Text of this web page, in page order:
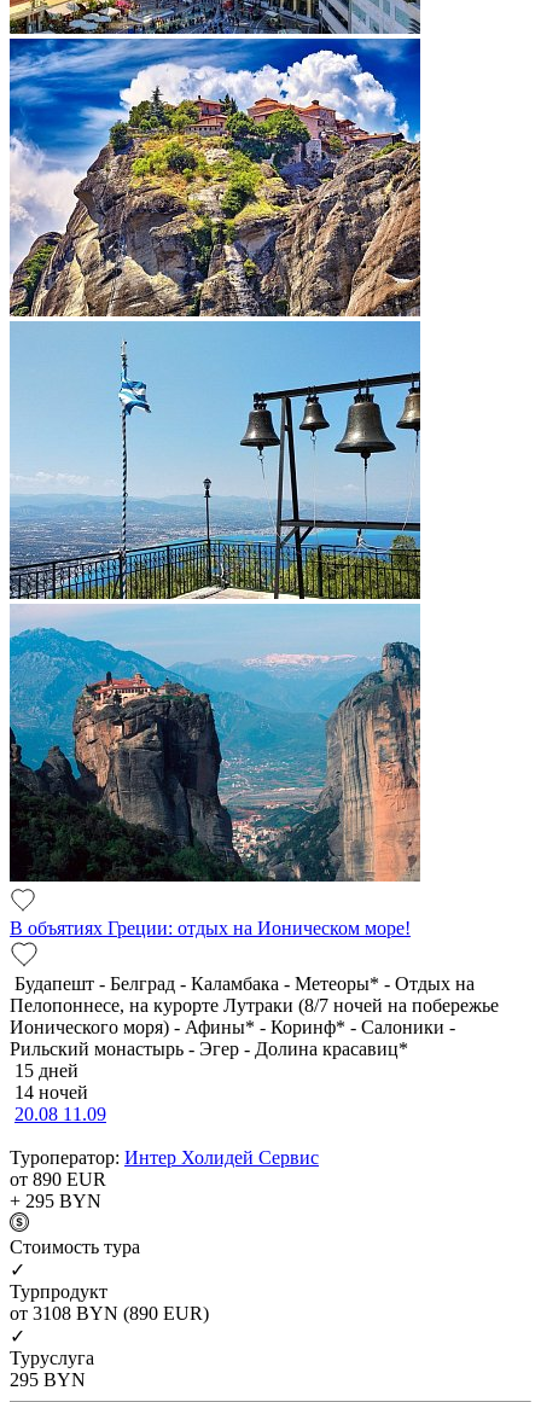
В объятиях Греции: отдых на Ионическом море!
Будапешт - Белград - Каламбака - Метеоры* - Отдых на
Пелопоннесе, на курорте Лутраки (8/7 ночей на побережье
Ионического моря) - Афины* - Коринф* - Салоники -
Рильский монастырь - Эгер - Долина красавиц*
15 дней
14 ночей
20.08 11.09
Туроператор: Интер Холидей Сервис
от 890 EUR
+ 295 BYN
Cтоимость тура
✓
Турпродукт
от 3108 BYN (890 EUR)
✓
Туруслуга
295 BYN